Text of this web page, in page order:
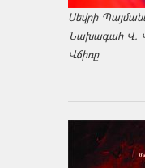
Սեվրի
Նախագահ Վ.
Վճիռը